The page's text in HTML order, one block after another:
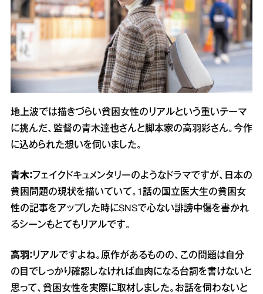
地上波では描きづらい貧困女性のリアルという重いテーマ
に挑んだ、監督の青木達也さんと脚本家の高羽彩さん。今作
に込められた想いを伺いました。
青木：フェイクドキュメンタリーのようなドラマですが、日本の
貧困問題の現状を描いていて。1話の国立医大生の貧困女
性の記事をアップした時にSNSで心ない誹謗中傷を書かれ
るシーンもとてもリアルです。
高羽：リアルですよね。原作があるものの、この問題は自分
の目でしっかり確認しなければ血肉になる台詞を書けないと
思って、貧困女性を実際に取材しました。お話を伺わないと